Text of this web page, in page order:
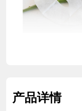
产品详情